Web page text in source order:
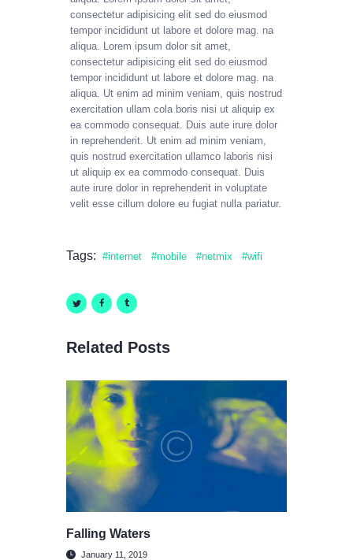
consectetur adipisicing elit sed do eiusmod
tempor incididunt ut labore et dolore mag. na
aliqua. Lorem ipsum dolor sit amet,
consectetur adipisicing elit sed do eiusmod
tempor incididunt ut labore et dolore mag. na
aliqua. Ut enim ad minim veniam, quis nostrud
exercitation ullam cola boris nisi ut aliquip ex
ea commodo consequat. Duis aute irure dolor
in reprehenderit. Ut enim ad minim veniam,
quis nostrud exercitation ullamco laboris nisi
ut aliquip ex ea commodo consequat. Duis
aute irure dolor in reprehenderit in voluptate
velit esse cillum dolore eu fugiat nulla pariatur.
Tags: internet mobile netmix wifi
Related Posts
Falling Waters
January 11, 2019